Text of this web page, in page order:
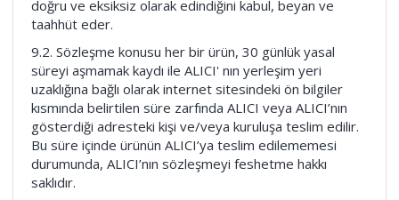
doğru ve eksiksiz olarak edindiğini kabul, beyan ve
taahhüt eder.
9.2. Sözleşme konusu her bir ürün, 30 günlük yasal
süreyi aşmamak kaydı ile ALICI' nın yerleşim yeri
uzaklığına bağlı olarak internet sitesindeki ön bilgiler
kısmında belirtilen süre zarfında ALICI veya ALICI’nın
gösterdiği adresteki kişi ve/veya kuruluşa teslim edilir.
Bu süre içinde ürünün ALICI’ya teslim edilememesi
durumunda, ALICI’nın sözleşmeyi feshetme hakkı
saklıdır.